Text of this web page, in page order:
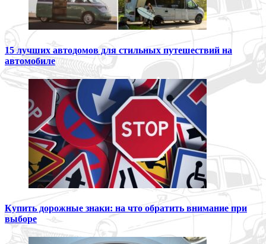
15 лучших автодомов для стильных путешествий на
автомобиле
Купить дорожные знаки: на что обратить внимание при
выборе